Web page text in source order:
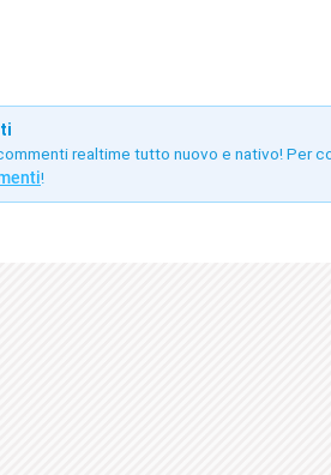
realtime tutto nuovo e nativo! Per
!